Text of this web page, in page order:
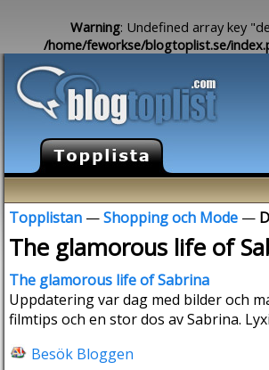
Warning: Undefined array key
/home/feworkse/blogtoplist.se/
Topplistan —Shopping och Mode —
The glamorous life of
The glamorous life of Sabrina
Uppdatering var dag med bilder och
filmtips och en stor dos av Sabrina.
Besök Bloggen